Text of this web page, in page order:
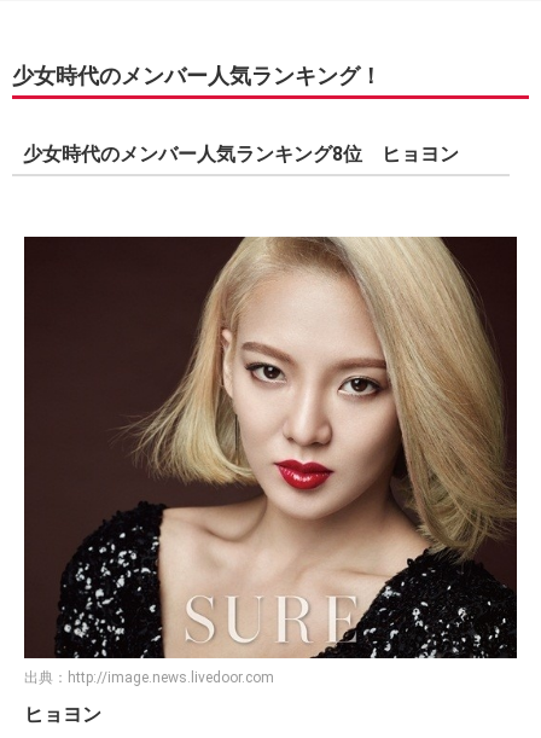
少女時代のメンバー人気ランキング！
少女時代のメンバー人気ランキング8位 ヒョヨン
出典： http://image.news.livedoor.com
ヒョヨン